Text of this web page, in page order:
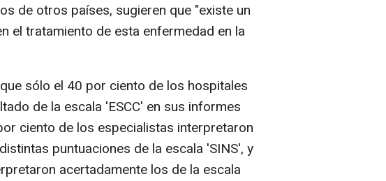
de otros países, sugieren que "existe un
el tratamiento de esta enfermedad en la
sólo el 40 por ciento de los hospitales
de la escala 'ESCC' en sus informes
ciento de los especialistas interpretaron
puntuaciones de la escala 'SINS', y
acertadamente los de la escala